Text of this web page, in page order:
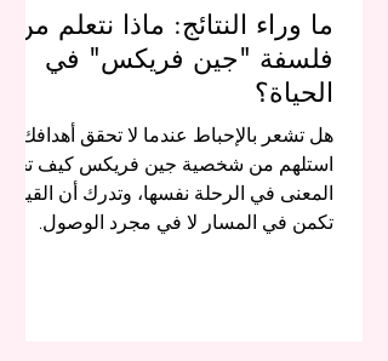
ما وراء النتائج: ماذا نتعلم من
فلسفة "جين فريكس" في
الحياة؟
هل تشعر بالإحباط عندما لا تحقق أهدافك؟
استلهم من شخصية جين فريكس كيف تجد
المعنى في الرحلة نفسها، وتدرك أن القيمة
تكمن في المسار لا في مجرد الوصول.